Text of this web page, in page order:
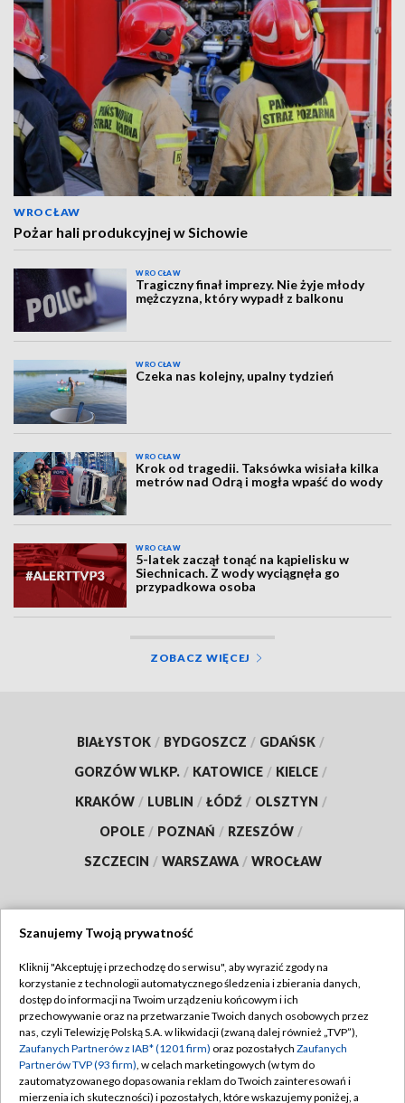
WROCŁAW
Pożar hali produkcyjnej w Sichowie
WROCŁAW
Tragiczny finał imprezy. Nie żyje młody
mężczyzna, który wypadł z balkonu
WROCŁAW
Czeka nas kolejny, upalny tydzień
WROCŁAW
Krok od tragedii. Taksówka wisiała kilka
metrów nad Odrą i mogła wpaść do wody
WROCŁAW
5-latek zaczął tonąć na kąpielisku w
Siechnicach. Z wody wyciągnęła go
przypadkowa osoba
ZOBACZ WIĘCEJ
BIAŁYSTOK / BYDGOSZCZ / GDAŃSK /
GORZÓW WLKP. / KATOWICE / KIELCE /
KRAKÓW / LUBLIN / ŁÓDŹ / OLSZTYN /
OPOLE / POZNAŃ / RZESZÓW /
SZCZECIN / WARSZAWA / WROCŁAW
TVP
Abonament TVP
Emisja w TVP
Centrum informacji TVP
Regulamin TVP
Polityka prywatności
Moje zgody
Szanujemy Twoją prywatność
Kliknij "Akceptuję i przechodzę do serwisu", aby wyrazić zgody na
korzystanie z technologii automatycznego śledzenia i zbierania danych,
dostęp do informacji na Twoim urządzeniu końcowym i ich
przechowywanie oraz na przetwarzanie Twoich danych osobowych przez
nas, czyli Telewizję Polską S.A. w likwidacji (zwaną dalej również „TVP”),
Zaufanych Partnerów z IAB* (1201 firm) oraz pozostałych Zaufanych
Partnerów TVP (93 firm), w celach marketingowych (w tym do
zautomatyzowanego dopasowania reklam do Twoich zainteresowań i
mierzenia ich skuteczności) i pozostałych, które wskazujemy poniżej, a